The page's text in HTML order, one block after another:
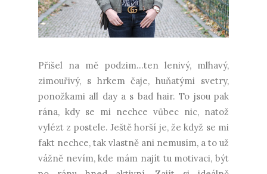
Přišel na mě podzim...ten lenivý, mlhavý,
zimouřivý, s hrkem čaje, huňatými svetry,
ponožkami all day a s bad hair. To jsou pak
rána, kdy se mi nechce vůbec nic, natož
vylézt z postele. Ještě horší je, že když se mi
fakt nechce, tak vlastně ani nemusím, a to už
vážně nevím, kde mám najít tu motivaci, být